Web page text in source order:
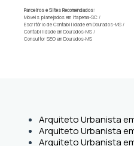
Parceiros e Sites Recomendados:
Móveis planejados em Itapema-SC /
Escritório de Contabilidade em Dourados-MS /
Contabilidade em Dourados-MS /
Consultor SEO em Dourados-MS
Arquiteto Urbanista
Arquiteto Urbanista
Arquiteto Urbanista